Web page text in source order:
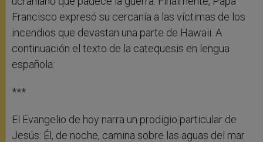
Francisco expresó su cercanía a las víctimas de los
incendios que devastan una parte de Hawaii. A
continuación el texto de la catequesis en lengua
española:
***
El Evangelio de hoy narra un prodigio particular de
Jesús: Él, de noche, camina sobre las aguas del mar